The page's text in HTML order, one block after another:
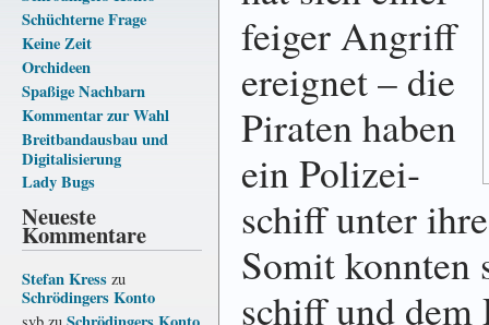
Schüchterne Frage
Keine Zeit
Orchideen
Spaßige Nachbarn
Kommentar zur Wahl
Breitbandausbau und
Digitalisierung
Lady Bugs
Neueste
Kommentare
Stefan Kress zu
Schrödingers Konto
feiger Angriff
ereignet – die
Piraten haben
ein Polizei­
schiff unter
Somit
schiff und